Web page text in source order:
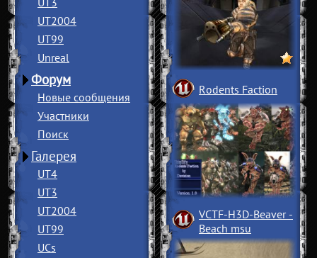
UT2004
UT99
Unreal
Форум
Новые сообщения
Участники
Поиск
Галерея
UT4
UT3
UT2004
UT99
UCs
Rodents Faction
VCTF-H3D-Beaver ­
Beach msu